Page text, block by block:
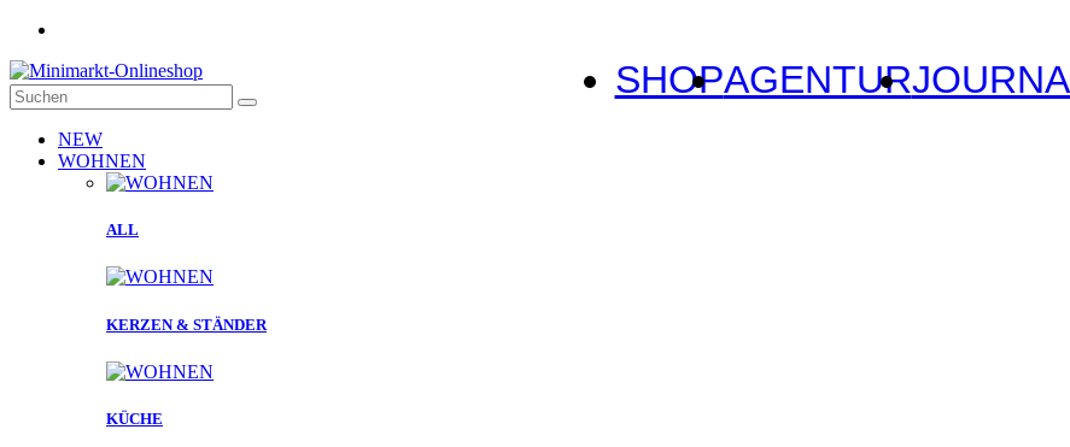
SHOPAGENTUR
NEW
WOHNEN
ALL
KERZEN & STÄNDER
KÜCHE